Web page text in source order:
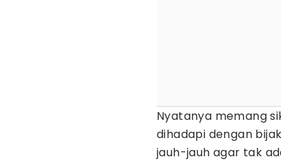
Nyatanya memang
dihadapi dengan
jauh-jauh agar tak